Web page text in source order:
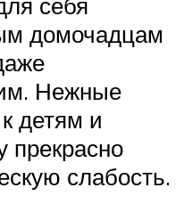
домочадцам
Нежные
детям и
прекрасно
слабость.